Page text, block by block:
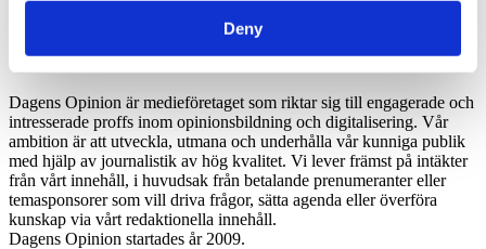
Deny
*Moms 6 procent tillkommer alla priser
Dagens Opinion är medieföretaget som riktar sig till engagerade och
intresserade proffs inom opinionsbildning och digitalisering. Vår
ambition är att utveckla, utmana och underhålla vår kunniga publik
med hjälp av journalistik av hög kvalitet. Vi lever främst på intäkter
från vårt innehåll, i huvudsak från betalande prenumeranter eller
temasponsorer som vill driva frågor, sätta agenda eller överföra
kunskap via vårt redaktionella innehåll.
Dagens Opinion startades år 2009.